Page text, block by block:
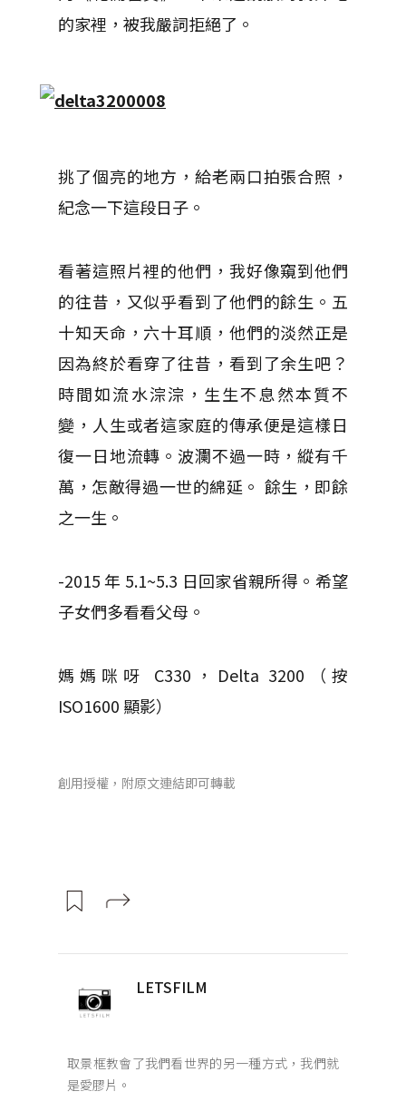
的家裡，被我嚴詞拒絕了。
挑了個亮的地方，給老兩口拍張合照，
紀念一下這段日子。
看著這照片裡的他們，我好像窺到他們
的往昔，又似乎看到了他們的餘生。五
十知天命，六十耳順，他們的淡然正是
因為終於看穿了往昔，看到了余生吧？
時間如流水淙淙，生生不息然本質不
變，人生或者這家庭的傳承便是這樣日
復一日地流轉。波瀾不過一時，縱有千
萬，怎敵得過一世的綿延。 餘生，即餘
之一生。
-2015 年 5.1~5.3 日回家省親所得。希望
子女們多看看父母。
媽媽咪呀 C330，Delta 3200（按
ISO1600 顯影）
創用授權，附原文連結即可轉載
LETSFILM
取景框教會了我們看世界的另一種方式，我們就
是愛膠片。